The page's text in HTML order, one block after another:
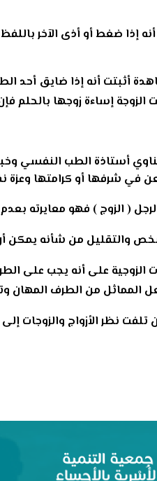
أنه إذا ضغط أو أذى الآخر
أثبتت أنه إذا ضايق أحد
الزوجة إساءة زوجها
أستاذة الطب النفسي
في شرفها أو كرامتها وعزة
( الزوج ) فهو معايرته
والتقليل من شأنه يمكن أن
الزوجية على أنه يجب على
المماثل من الطرف المهان
نظر الأزواج والزوجات